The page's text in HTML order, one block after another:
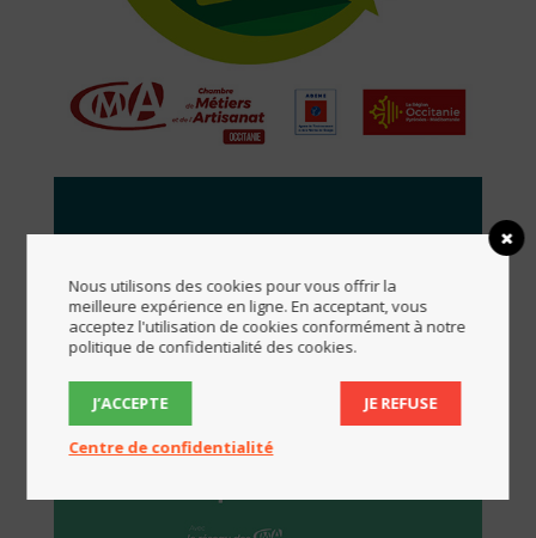
Nous utilisons des cookies pour vous offrir la
meilleure expérience en ligne. En acceptant, vous
acceptez l'utilisation de cookies conformément à notre
politique de confidentialité des cookies.
J’ACCEPTE JE REFUSE
Centre de confidentialité